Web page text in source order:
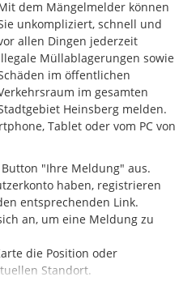
dem Mängelmelder können
unkompliziert, schnell und
allen Dingen jederzeit
Müllablagerungen sowie
im öffentlichen
im gesamten
Heinsberg melden.
Tablet oder vom PC von
"Ihre Meldung" aus.
haben, registrieren
entsprechenden Link.
an, um eine Meldung zu
die Position oder
Standort.